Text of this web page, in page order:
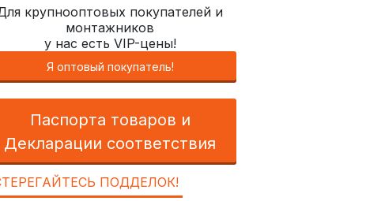
крупнооптовых покупателей и
монтажников
у нас есть VIP-цены!
Я оптовый покупатель!
Паспорта товаров и
Декларации соответствия
ПОДДЕЛОК!